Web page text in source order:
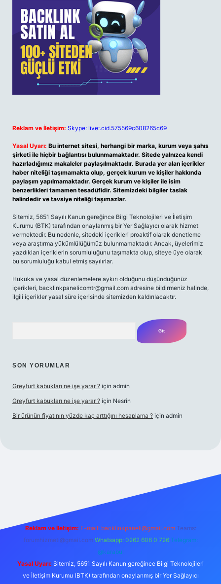
Reklam ve İletişim: Skype: live:.cid.575569c608265c69
Yasal Uyarı: Bu internet sitesi, herhangi bir marka, kurum veya şahıs
şirketi ile hiçbir bağlantısı bulunmamaktadır. Sitede yalnızca kendi
hazırladığımız makaleler paylaşılmaktadır. Burada yer alan içerikler
haber niteliği taşımamakta olup, gerçek kurum ve kişiler hakkında
paylaşım yapılmamaktadır. Gerçek kurum ve kişiler ile isim
benzerlikleri tamamen tesadüfidir. Sitemizdeki bilgiler taslak
halindedir ve tavsiye niteliği taşımazlar.
Sitemiz, 5651 Sayılı Kanun gereğince Bilgi Teknolojileri ve İletişim
Kurumu (BTK) tarafından onaylanmış bir Yer Sağlayıcı olarak hizmet
vermektedir. Bu nedenle, sitedeki içerikleri proaktif olarak denetleme
veya araştırma yükümlülüğümüz bulunmamaktadır. Ancak, üyelerimiz
yazdıkları içeriklerin sorumluluğunu taşımakta olup, siteye üye olarak
bu sorumluluğu kabul etmiş sayılırlar.
Hukuka ve yasal düzenlemelere aykırı olduğunu düşündüğünüz
içerikleri, backlinkpanelicomtr@gmail.com adresine bildirmeniz halinde,
ilgili içerikler yasal süre içerisinde sitemizden kaldırılacaktır.
SON YORUMLAR
Greyfurt kabukları ne işe yarar ? için admin
Greyfurt kabukları ne işe yarar ? için Nesrin
Bir ürünün fiyatının yüzde kaç arttığını hesaplama ? için admin
m elexbet
Reklam ve İletişim: E-mail: backlinkpaneli@gmail.com Teams:
forumhizmeti@gmail.com Whatsapp: 0262 606 0 726 Telegram:
@karabul
Yasal Uyarı: Sitemiz, 5651 Sayılı Kanun gereğince Bilgi Teknolojileri
ve İletişim Kurumu (BTK) tarafından onaylanmış bir Yer Sağlayıcı